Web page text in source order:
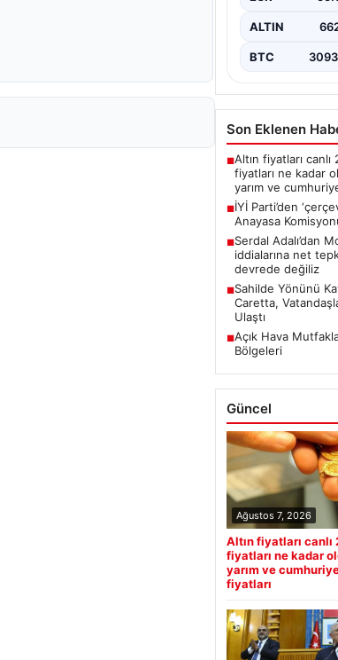
ALTIN
BTC
Son Eklenen
■Altın fiyatları
fiyatları ne kadar
yarım ve
■İYİ Parti’den
Anayasa
■Serdal Adalı’dan
iddialarına net
devrede değiliz
■Sahilde Yönünü
Caretta,
Ulaştı
■Açık Hava
Bölgeleri
Güncel
Ağustos 7, 2026
Altın fiyatları
fiyatları ne kadar
yarım ve
fiyatları